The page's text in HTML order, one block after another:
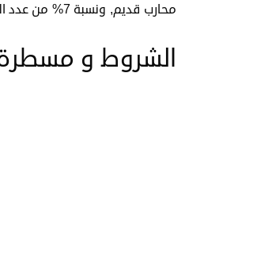
محارب قديم, ونسبة 7% من عدد المناصب لفائدة الأشخاص في وضعية إعاقة.
الشروط و مسطرة